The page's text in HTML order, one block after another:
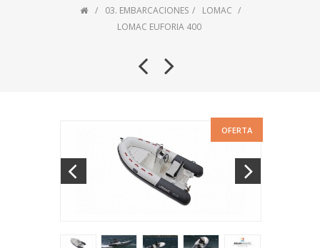
03. EMBARCACIONES
LOMAC
LOMAC EUFORIA 400
OFERTA